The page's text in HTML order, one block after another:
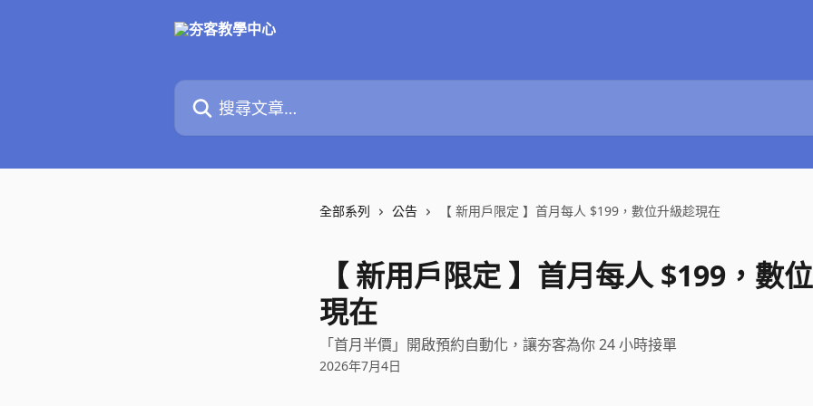
搜尋文章…
全部系列 公告 【 新用戶限定 】首月每人 $199，數位升級趁現在
【 新用戶限定 】首月每人 $199，數
現在
「首月半價」開啟預約自動化，讓夯客為你 24 小時接單
2026年7月4日